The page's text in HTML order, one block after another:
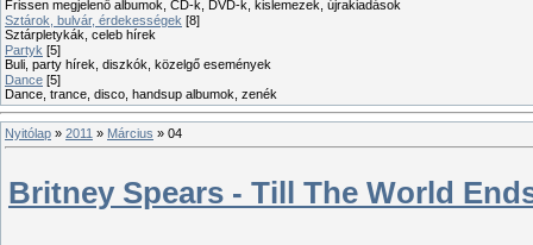
Frissen megjelenő albumok, CD-k, DVD-k, kislemezek, újrakiadások
Sztárok, bulvár, érdekességek [8]
Sztárpletykák, celeb hírek
Partyk [5]
Buli, party hírek, diszkók, közelgő események
Dance [5]
Dance, trance, disco, handsup albumok, zenék
Nyitólap » 2011 » Március » 04
Britney Spears - Till The World